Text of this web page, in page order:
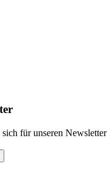
für unseren Newsletter